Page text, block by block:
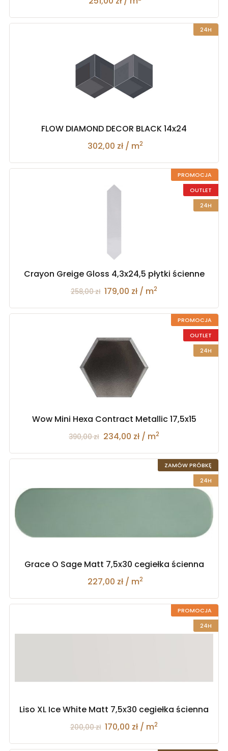
24H
FLOW DIAMOND DECOR BLACK 14x24
302,00 zł / m2
PROMOCJA
OUTLET
24H
Crayon Greige Gloss 4,3x24,5 płytki ścienne
258,00 zł 179,00 zł / m2
PROMOCJA
OUTLET
24H
Wow Mini Hexa Contract Metallic 17,5x15
390,00 zł 234,00 zł / m2
ZAMÓW PRÓBKĘ
24H
Grace O Sage Matt 7,5x30 cegiełka ścienna
227,00 zł / m2
PROMOCJA
24H
Liso XL Ice White Matt 7,5x30 cegiełka ścienna
200,00 zł 170,00 zł / m2